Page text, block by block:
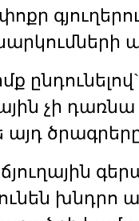
չի
այդ
խնդրո